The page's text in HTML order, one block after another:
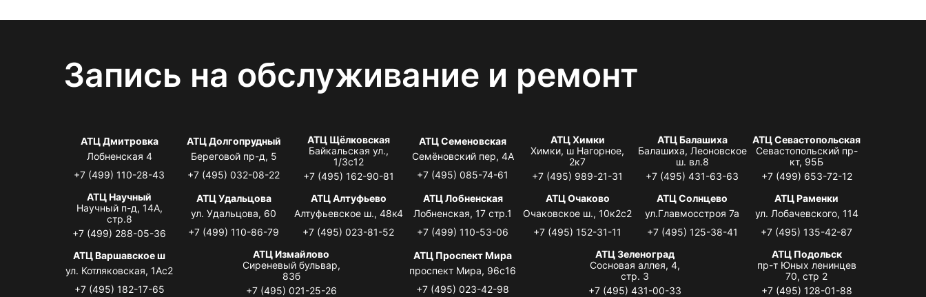
Запись на обслуживание и ремонт
АТЦ Дмитровка
Лобненская 4
+7 (499) 110-28-43
АТЦ Долгопрудный
Береговой пр-д, 5
+7 (495) 032-08-22
АТЦ Щёлковская
Байкальская ул.,
1/3с12
+7 (495) 162-90-81
АТЦ Семеновская
Семёновский пер, 4А
+7 (495) 085-74-61
АТЦ Химки
Химки, ш Нагорное,
2к7
+7 (495) 989-21-31
АТЦ Балашиха
Балашиха, Леоновское
ш. вл.8
+7 (495) 431-63-63
АТЦ Севастопольская
Севастопольский пр-
кт, 95Б
+7 (499) 653-72-12
АТЦ Научный
Научный п-д, 14А,
стр.8
+7 (499) 288-05-36
АТЦ Удальцова
ул. Удальцова, 60
+7 (499) 110-86-79
АТЦ Алтуфьево
Алтуфьевское ш., 48к4
+7 (495) 023-81-52
АТЦ Лобненская
Лобненская, 17 стр.1
+7 (499) 110-53-06
АТЦ Очаково
Очаковское ш., 10к2с2
+7 (495) 152-31-11
АТЦ Солнцево
ул.Главмосстроя 7а
+7 (495) 125-38-41
АТЦ Раменки
ул. Лобачевского, 114
+7 (495) 135-42-87
АТЦ Варшавское ш
ул. Котляковская, 1Ас2
+7 (495) 182-17-65
АТЦ Измайлово
Сиреневый бульвар,
83б
+7 (495) 021-25-26
АТЦ Проспект Мира
проспект Мира, 96с16
+7 (495) 023-42-98
АТЦ Зеленоград
Сосновая аллея, 4,
стр. 3
+7 (495) 431-00-33
АТЦ Подольск
пр-т Юных ленинцев
70, стр 2
+7 (495) 128-01-88